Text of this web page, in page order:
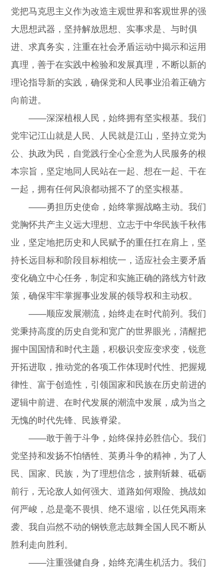
党把马克思主义作为改造主观世界和客观世界的强
大思想武器，坚持解放思想、实事求是、与时俱
进、求真务实，注重在社会矛盾运动中揭示和运用
真理，善于在实践中检验和发展真理，不断以新的
理论指导新的实践，确保党和人民事业沿着正确方
向前进。
——深深植根人民，始终拥有坚实根基。我们
党牢记江山就是人民、人民就是江山，坚持立党为
公、执政为民，自觉践行全心全意为人民服务的根
本宗旨，坚定地同人民站在一起、想在一起、干在
一起，拥有任何风浪都动摇不了的坚实根基。
——勇担历史使命，始终掌握战略主动。我们
党胸怀共产主义远大理想、立志于中华民族千秋伟
业，坚定地把历史和人民赋予的重任扛在肩上，坚
持长远目标和阶段目标相统一，适应社会主要矛盾
变化确立中心任务，制定和实施正确的路线方针政
策，确保牢牢掌握事业发展的领导权和主动权。
——顺应发展潮流，始终走在时代前列。我们
党秉持高度的历史自觉和宽广的世界眼光，清醒把
握中国国情和时代主题，积极识变应变求变，锐意
开拓进取，推动党的各项工作体现时代性、把握规
律性、富于创造性，引领国家和民族在历史前进的
逻辑中前进、在时代发展的潮流中发展，成为当之
无愧的时代先锋、民族脊梁。
——敢于善于斗争，始终保持必胜信心。我们
党坚持和发扬不怕牺牲、英勇斗争的精神，为了人
民、国家、民族，为了理想信念，披荆斩棘、砥砺
前行，无论敌人如何强大、道路如何艰险、挑战如
何严峻，总是毫不畏惧、绝不退缩，以任凭风雨来
袭、我自岿然不动的钢铁意志鼓舞全国人民不断从
胜利走向胜利。
——注重强健自身，始终充满生机活力。我们